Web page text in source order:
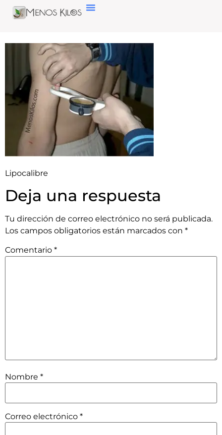
Lipocalibre
Deja una respuesta
Tu dirección de correo electrónico no será publicada.
Los campos obligatorios están marcados con *
Comentario *
Nombre *
Correo electrónico *